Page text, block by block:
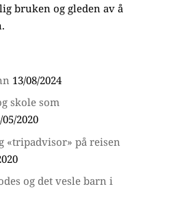
bruken og gleden av å
13/08/2024
skole som
05/2020
«tripadvisor» på reisen
og det vesle barn i